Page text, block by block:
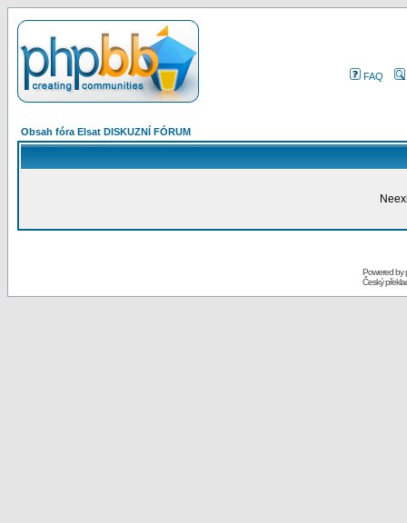
FAQ
Obsah fóra Elsat DISKUZNÍ FÓRUM
Powered by
Český